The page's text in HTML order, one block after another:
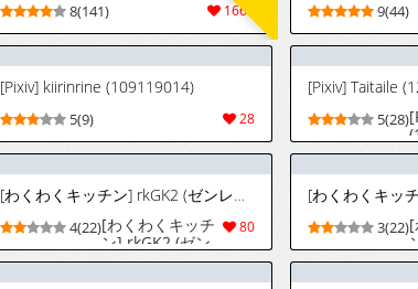
1667
8(141) 9(44)
[Pixiv] kiirinrine (109119014)
28
5(9)
[Pixiv] Taitaile
5(28)
[わくわくキッチン] rkGK2 (ゼンレスゾーンゼロ)
80
4(22)[わくわくキッチ
ン] rkGK2 (ゼン
レスゾーンゼロ)
3(22)[